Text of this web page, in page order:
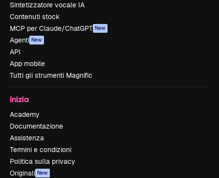
Sintetizzatore vocale IA
Contenuti stock
MCP per Claude/ChatGPT New
Agenti New
API
App mobile
Tutti gli strumenti Magnific
Inizia
Academy
Documentazione
Assistenza
Termini e condizioni
Politica sulla privacy
Originali New